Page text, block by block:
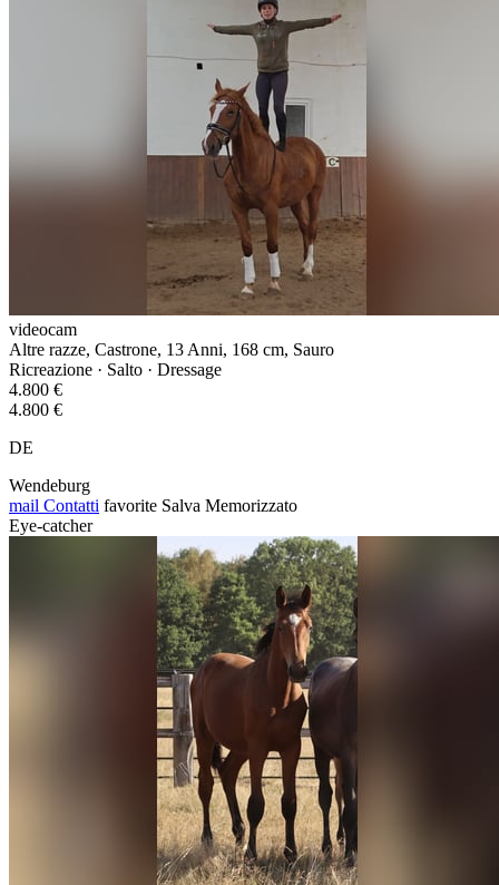
videocam
Altre razze, Castrone, 13 Anni, 168 cm, Sauro
Ricreazione · Salto · Dressage
4.800 €
4.800 €
DE
Wendeburg
mail Contatti favorite Salva Memorizzato
Eye-catcher